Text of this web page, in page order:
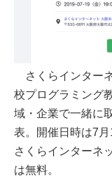
さくらインター
校プログラミング
域・企業で一緒に
表。開催日時は7
さくらインターネ
は無料。